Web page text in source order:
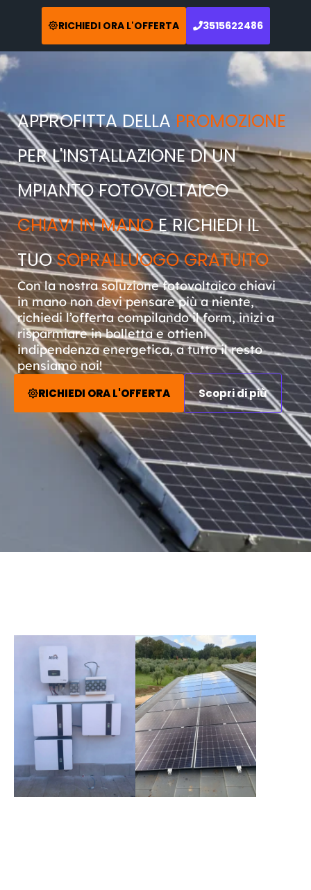
RICHIEDI ORA L'OFFERTA 3515622486
APPROFITTA DELLA PROMOZIONE
PER L'INSTALLAZIONE DI UN
MPIANTO FOTOVOLTAICO
CHIAVI IN MANOE RICHIEDI IL
TUOSOPRALLUOGO GRATUITO
Con la nostra soluzione fotovoltaico chiavi
in mano non devi pensare più a niente,
richiedi l’offerta compilando il form, inizi a
risparmiare in bolletta e ottieni
indipendenza energetica, a tutto il resto
pensiamo noi!
RICHIEDI ORA L'OFFERTA Scopri di più